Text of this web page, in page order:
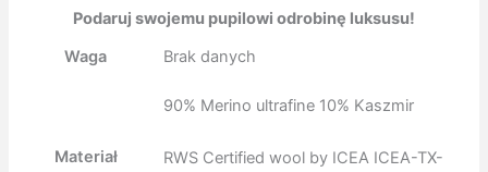
Podaruj swojemu pupilowi odrobinę luksusu!
Waga
Brak danych
Materiał
90% Merino ultrafine 10% Kaszmir
RWS Certified wool by ICEA ICEA-TX-